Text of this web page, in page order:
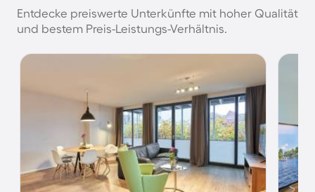
Entdecke preiswerte Unterkünfte mit hoher Qualität
und bestem Preis-Leistungs-Verhältnis.